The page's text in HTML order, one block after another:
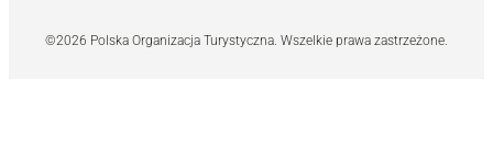
©2026 Polska Organizacja Turystyczna. Wszelkie prawa zastrzeżone.